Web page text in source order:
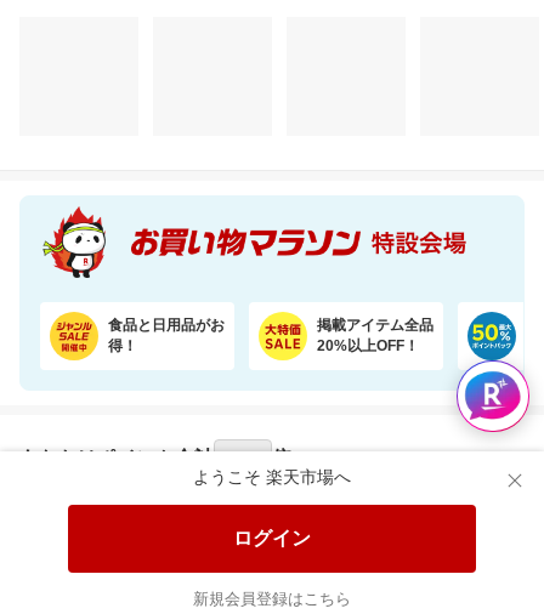
ようこそ 楽天市場へ
ログイン
新規会員登録はこちら
食品と日用品がお
得！
掲載アイテム全品
20%以上OFF！
あなたはポイント 合計 倍